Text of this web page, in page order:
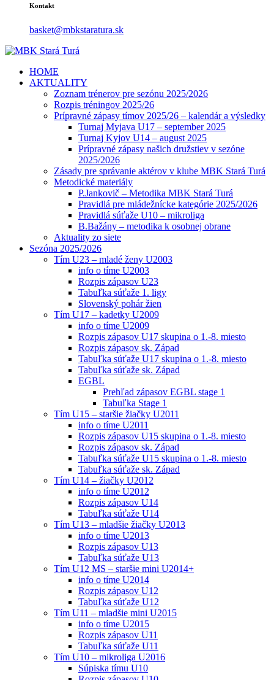
Kontakt
basket@mbkstaratura.sk
HOME
AKTUALITY
Zoznam trénerov pre sezónu 2025/2026
Rozpis tréningov 2025/26
Prípravné zápasy tímov 2025/26 – kalendár a výsledky
Turnaj Myjava U17 – september 2025
Turnaj Kyjov U14 – august 2025
Prípravné zápasy našich družstiev v sezóne
2025/2026
Zásady pre správanie aktérov v klube MBK Stará Turá
Metodické materiály
P.Jankovič – Metodika MBK Stará Turá
Pravidlá pre mládežnícke kategórie 2025/2026
Pravidlá súťaže U10 – mikroliga
B.Bažány – metodika k osobnej obrane
Aktuality zo siete
Sezóna 2025/2026
Tím U23 – mladé ženy U2003
info o tíme U2003
Rozpis zápasov U23
Tabuľka súťaže 1. ligy
Slovenský pohár žien
Tím U17 – kadetky U2009
info o tíme U2009
Rozpis zápasov U17 skupina o 1.-8. miesto
Rozpis zápasov sk. Západ
Tabuľka súťaže U17 skupina o 1.-8. miesto
Tabuľka súťaže sk. Západ
EGBL
Prehľad zápasov EGBL stage 1
Tabuľka Stage 1
Tím U15 – staršie žiačky U2011
info o tíme U2011
Rozpis zápasov U15 skupina o 1.-8. miesto
Rozpis zápasov sk. Západ
Tabuľka súťaže U15 skupina o 1.-8. miesto
Tabuľka súťaže sk. Západ
Tím U14 – žiačky U2012
info o tíme U2012
Rozpis zápasov U14
Tabuľka súťaže U14
Tím U13 – mladšie žiačky U2013
info o tíme U2013
Rozpis zápasov U13
Tabuľka súťaže U13
Tím U12 MS – staršie mini U2014+
info o tíme U2014
Rozpis zápasov U12
Tabuľka súťaže U12
Tím U11 – mladšie mini U2015
info o tíme U2015
Rozpis zápasov U11
Tabuľka súťaže U11
Tím U10 – mikroliga U2016
Súpiska tímu U10